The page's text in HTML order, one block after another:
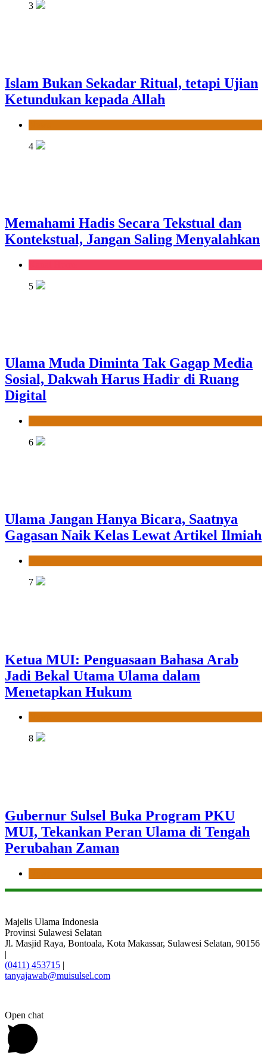
3
Islam Bukan Sekadar Ritual, tetapi Ujian
Ketundukan kepada Allah
4
Memahami Hadis Secara Tekstual dan
Kontekstual, Jangan Saling Menyalahkan
5
Ulama Muda Diminta Tak Gagap Media
Sosial, Dakwah Harus Hadir di Ruang
Digital
6
Ulama Jangan Hanya Bicara, Saatnya
Gagasan Naik Kelas Lewat Artikel Ilmiah
7
Ketua MUI: Penguasaan Bahasa Arab
Jadi Bekal Utama Ulama dalam
Menetapkan Hukum
8
Gubernur Sulsel Buka Program PKU
MUI, Tekankan Peran Ulama di Tengah
Perubahan Zaman
Majelis Ulama Indonesia
Provinsi Sulawesi Selatan
Jl. Masjid Raya, Bontoala, Kota Makassar, Sulawesi Selatan, 90156
|
(0411) 453715 |
tanyajawab@muisulsel.com
Open chat